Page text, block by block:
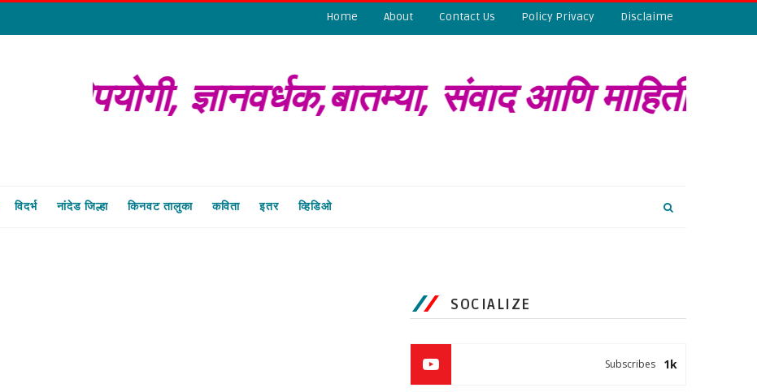
Home About Contact Us Policy Privacy Disclaime
ज्ञानवर्धक,बातम्या, संवाद आणि
विदर्भ नांदेड जिल्हा किनवट तालुका कविता इतर व्हिडिओ
SOCIALIZE
1k
Subscribes